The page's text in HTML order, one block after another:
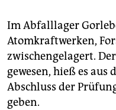
Im Abfalllager
Atomkraftwerken,
zwischengelagert.
gewesen, hieß es
Abschluss der
geben.